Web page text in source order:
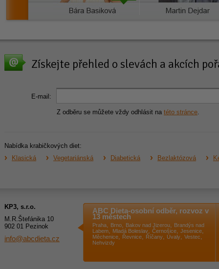
Získejte přehled o slevách a akcích
E-mail:
Z odběru se můžete vždy odhlásit na této stránce
Nabídka krabičkových diet:
Klasická
Vegetariánská Diabetická Bezlaktózová
KP3, s.r.o.
M.R.Štefánika 10
902 01 Pezinok
info@abcdieta.cz
ABC Dieta-osobní odběr, rozvoz v
13 městech
Praha Brno Bakov nad Jizerou
Brandýs nad
Labem
Mladá Boleslav Černošice Jesenice
Měchenice Řevnice Říčany Úvaly Vestec
Nehvizdy